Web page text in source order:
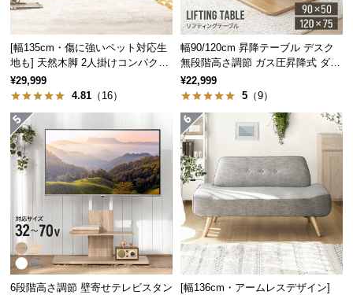
い
小
型
商
品
の
配
送
い
て
開
[幅135cm・傷に強いペット対応生
地も] 天然木脚 2人掛けコンパクト
ソファ 北欧風
¥29,999
4.81 （16）
幅90/120cm 昇降テーブル デスク
無段階高さ調節 ガス圧昇降式 ダイ
ニング 高さ55~70cm
¥22,999
5 （9）
6段階高さ調節 壁寄せテレビスタン
[幅136cm・アームレスデザイン]